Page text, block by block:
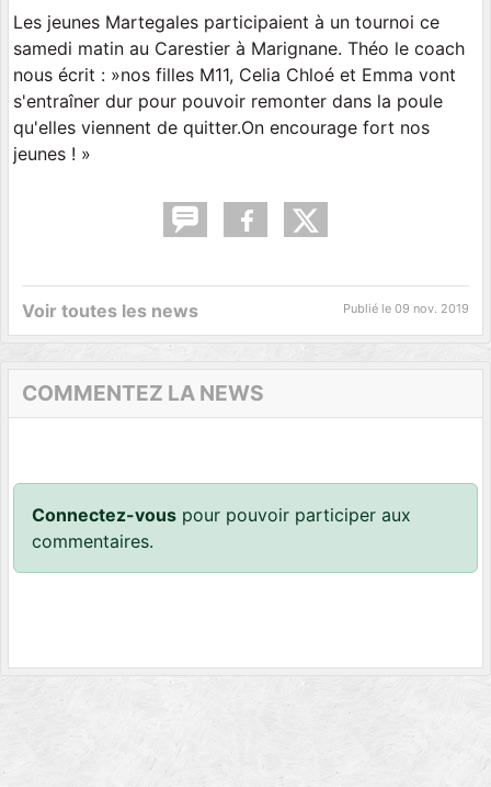
Les jeunes Martegales participaient à un tournoi ce
samedi matin au Carestier à Marignane. Théo le coach
nous écrit : »nos filles M11, Celia Chloé et Emma vont
s'entraîner dur pour pouvoir remonter dans la poule
qu'elles viennent de quitter.On encourage fort nos
jeunes ! »
Voir toutes les news Publié le 09 nov. 2019
COMMENTEZ LA NEWS
Connectez-vous pour pouvoir participer aux
commentaires.